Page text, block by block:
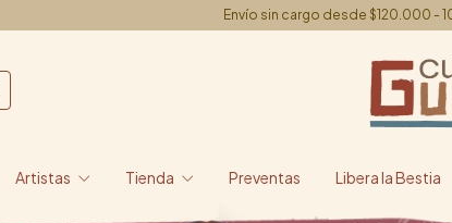
Envío sin cargo desde $120.000 -
Artistas Tienda Preventas Libera la Bestia